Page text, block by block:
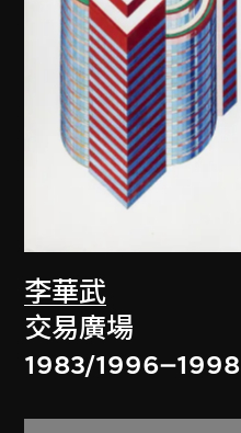
李華武
交易廣場
1983/1996–1998